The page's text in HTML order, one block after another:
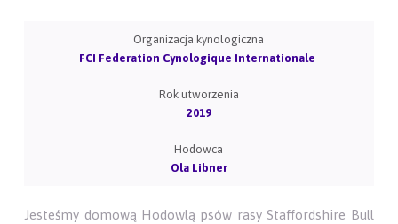
Organizacja kynologiczna
FCI Federation Cynologique Internationale
Rok utworzenia
2019
Hodowca
Ola Libner
Jesteśmy domową Hodowlą psów rasy Staffordshire Bull